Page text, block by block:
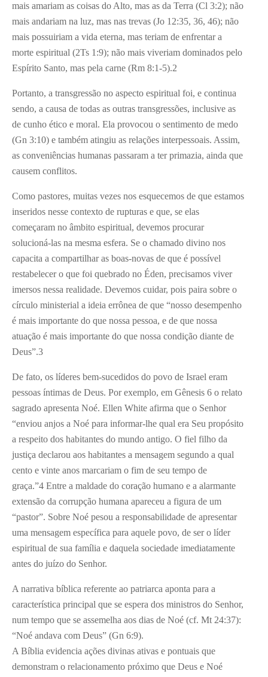
mais amariam as coisas do Alto, mas as da Terra (Cl 3:2); não
mais andariam na luz, mas nas trevas (Jo 12:35, 36, 46); não
mais possuiriam a vida eterna, mas teriam de enfrentar a
morte espiritual (2Ts 1:9); não mais viveriam dominados pelo
Espírito Santo, mas pela carne (Rm 8:1-5).2
Portanto, a transgressão no aspecto espiritual foi, e continua
sendo, a causa de todas as outras transgressões, inclusive as
de cunho ético e moral. Ela provocou o sentimento de medo
(Gn 3:10) e também atingiu as relações interpessoais. Assim,
as conveniências humanas passaram a ter primazia, ainda que
causem conflitos.
Como pastores, muitas vezes nos esquecemos de que estamos
inseridos nesse contexto de rupturas e que, se elas
começaram no âmbito espiritual, devemos procurar
solucioná-las na mesma esfera. Se o chamado divino nos
capacita a compartilhar as boas-novas de que é possível
restabelecer o que foi quebrado no Éden, precisamos viver
imersos nessa realidade. Devemos cuidar, pois paira sobre o
círculo ministerial a ideia errônea de que “nosso desempenho
é mais importante do que nossa pessoa, e de que nossa
atuação é mais importante do que nossa condição diante de
Deus”.3
De fato, os líderes bem-sucedidos do povo de Israel eram
pessoas íntimas de Deus. Por exemplo, em Gênesis 6 o relato
sagrado apresenta Noé. Ellen White afirma que o Senhor
“enviou anjos a Noé para informar-lhe qual era Seu propósito
a respeito dos habitantes do mundo antigo. O fiel filho da
justiça declarou aos habitantes a mensagem segundo a qual
cento e vinte anos marcariam o fim de seu tempo de
graça.”4 Entre a maldade do coração humano e a alarmante
extensão da corrupção humana apareceu a figura de um
“pastor”. Sobre Noé pesou a responsabilidade de apresentar
uma mensagem específica para aquele povo, de ser o líder
espiritual de sua família e daquela sociedade imediatamente
antes do juízo do Senhor.
A narrativa bíblica referente ao patriarca aponta para a
característica principal que se espera dos ministros do Senhor,
num tempo que se assemelha aos dias de Noé (cf. Mt 24:37):
“Noé andava com Deus” (Gn 6:9).
A Bíblia evidencia ações divinas ativas e pontuais que
demonstram o relacionamento próximo que Deus e Noé